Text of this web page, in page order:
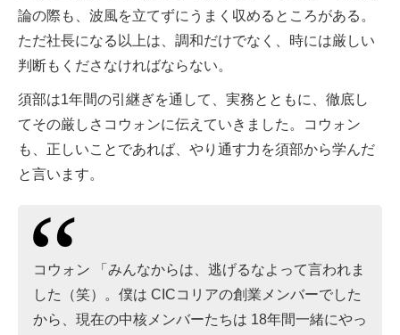
論の際も、波風を立てずにうまく収めるところがある。
ただ社長になる以上は、調和だけでなく、時には厳しい
判断もくださなければならない。
須部は1年間の引継ぎを通して、実務とともに、徹底し
てその厳しさコウォンに伝えていきました。コウォン
も、正しいことであれば、やり通す力を須部から学んだ
と言います。
コウォン 「みんなからは、逃げるなよって言われま
した（笑）。僕は CICコリアの創業メンバーでした
から、現在の中核メンバーたちは 18年間一緒にやっ